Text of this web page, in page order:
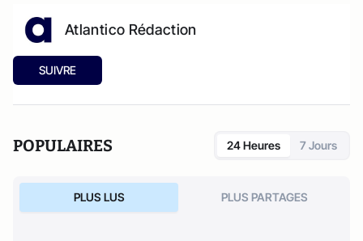
Atlantico Rédaction
SUIVRE
POPULAIRES 24 Heures 7 Jours
PLUS LUS PLUS PARTAGES